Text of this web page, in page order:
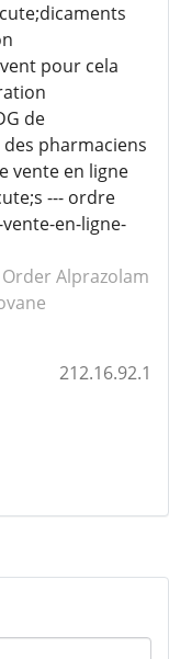
pour cela
de
pharmaciens
vente en ligne
--- ordre
en-ligne-
Order Alprazolam
212.16.92.1